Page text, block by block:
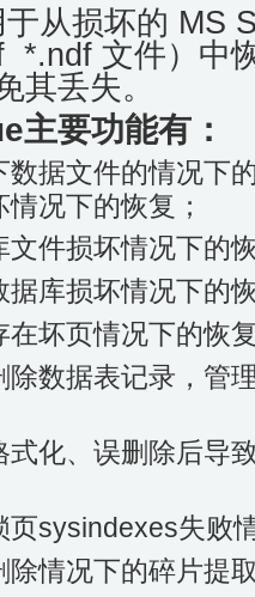
从损坏的 MS
*.ndf 文件）中
其丢失。
主要功能有：
数据文件的情况下
况下的恢复；
文件损坏情况下的
据库损坏情况下的
在坏页情况下的恢
除数据表记录，管
式化、误删除后导
页sysindexes失败
除情况下的碎片提